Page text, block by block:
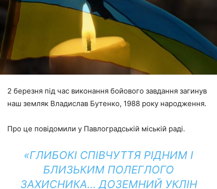
2 березня під час виконання бойового завдання загинув
наш земляк Владислав Бутенко, 1988 року народження.
Про це повідомили у Павлоградській міській раді.
«ГЛИБОКІ СПІВЧУТТЯ РІДНИМ І
БЛИЗЬКИМ ПОЛЕГЛОГО
ЗАХИСНИКА… ДОЗЕМНИЙ УКЛІН